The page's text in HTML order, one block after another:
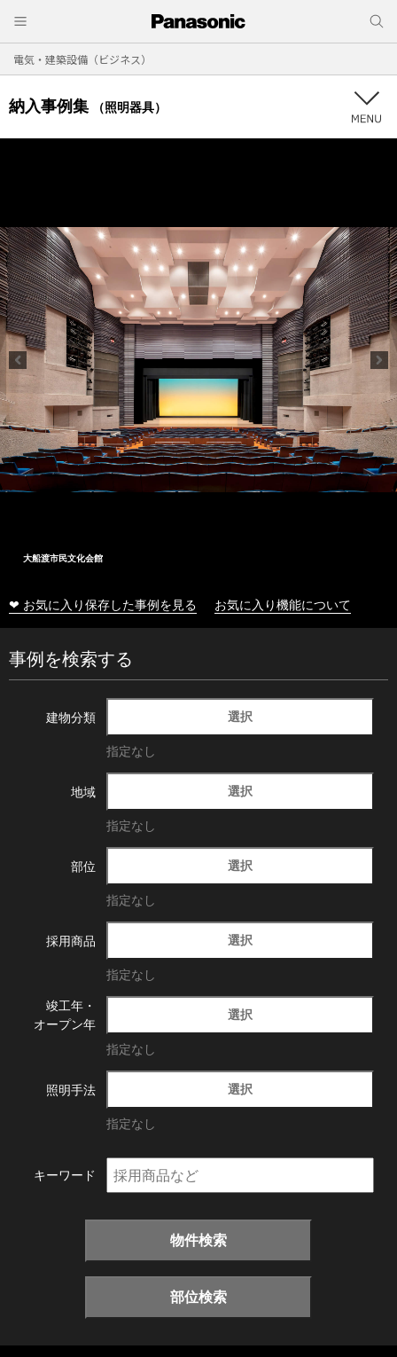
電気・建築設備（ビジネス）
納入事例集 （照明器具）
大船渡市民文化会館
❤ お気に入り保存した事例を見る お気に入り機能について
事例を検索する
建物分類 選択
指定なし
地域 選択
指定なし
部位 選択
指定なし
採用商品 選択
指定なし
竣工年・
オープン年
選択
指定なし
照明手法 選択
指定なし
キーワード
物件検索
部位検索